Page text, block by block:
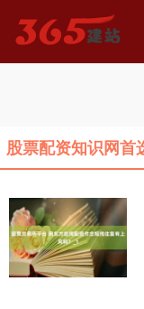
股票配资知识网首